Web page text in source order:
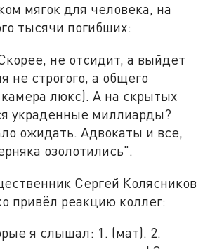
мягок для человека, на
тысячи погибших:
не отсидит, а выйдет
не строгого, а общего
люкс). А на скрытых
украденные миллиарды?
ожидать. Адвокаты и все,
озолотились".
Сергей Колясников
привёл реакцию коллег:
я слышал: 1. (мат). 2.